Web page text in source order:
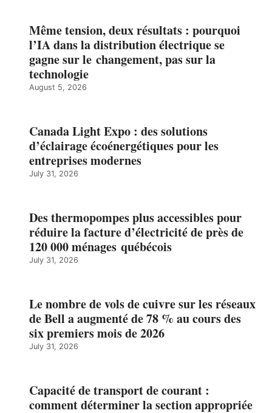
Même tension, deux résultats : pourquoi
l’IA dans la distribution électrique se
gagne sur le changement, pas sur la
technologie
August 5, 2026
Canada Light Expo : des solutions
d’éclairage écoénergétiques pour les
entreprises modernes
July 31, 2026
Des thermopompes plus accessibles pour
réduire la facture d’électricité de près de
120 000 ménages québécois
July 31, 2026
Le nombre de vols de cuivre sur les réseaux
de Bell a augmenté de 78 % au cours des
six premiers mois de 2026
July 31, 2026
Capacité de transport de courant :
comment déterminer la section appropriée